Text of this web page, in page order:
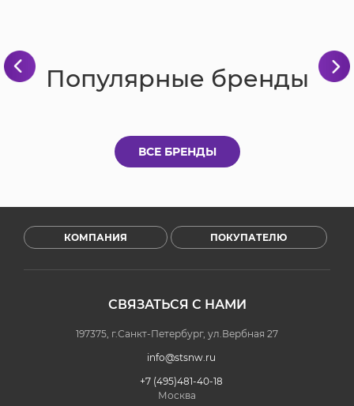
Популярные бренды
ВСЕ БРЕНДЫ
КОМПАНИЯ ПОКУПАТЕЛЮ
СВЯЗАТЬСЯ С НАМИ
197375, г.Санкт-Петербург, ул.Вербная 27
info@stsnw.ru
Москва
+7 (495)481-40-18